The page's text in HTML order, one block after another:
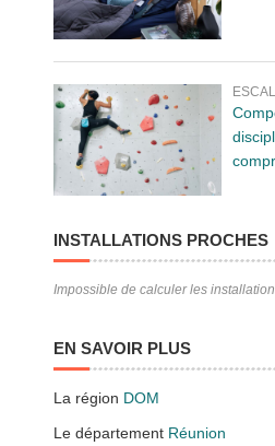
INSTALLATIONS PROCHES
Impossible de calculer les
EN SAVOIR PLUS
La région DOM
Le département Réunion